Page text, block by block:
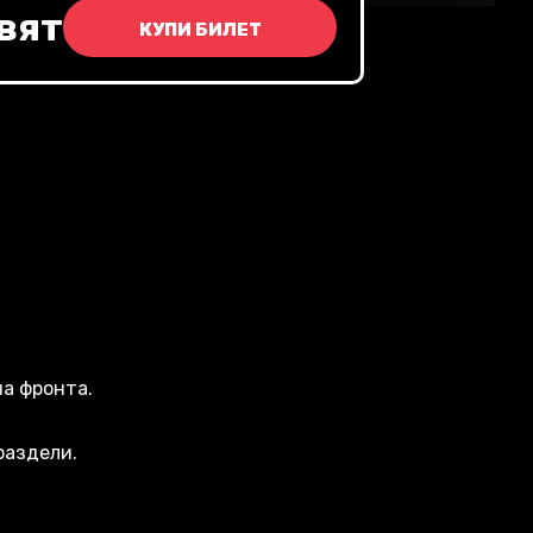
КУПИ БИЛЕТ
фронта.